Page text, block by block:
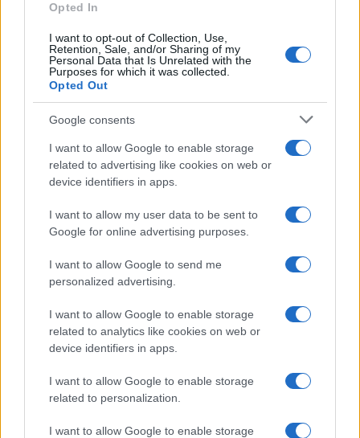
Opted In
I want to opt-out of Collection, Use,
Retention, Sale, and/or Sharing of my
Personal Data that Is Unrelated with the
Purposes for which it was collected.
Opted Out
Google consents
I want to allow Google to enable storage
related to advertising like cookies on web or
device identifiers in apps.
I want to allow my user data to be sent to
Google for online advertising purposes.
I want to allow Google to send me
personalized advertising.
I want to allow Google to enable storage
related to analytics like cookies on web or
device identifiers in apps.
I want to allow Google to enable storage
related to personalization.
I want to allow Google to enable storage
Δύο Ισραηλινοί στρατιωτικοί νεκροί
στον νότιο Λίβανο
X-62A VISTA με Legion Pod: Τεχνητή
νοημοσύνη στο επόμενο επίπεδο
Ιράν και Ομάν: συμφώνησαν για νέο
δρομολόγιο πλοίων που θέλουν να
διασχίσουν τα Στενά του Ορμούζ